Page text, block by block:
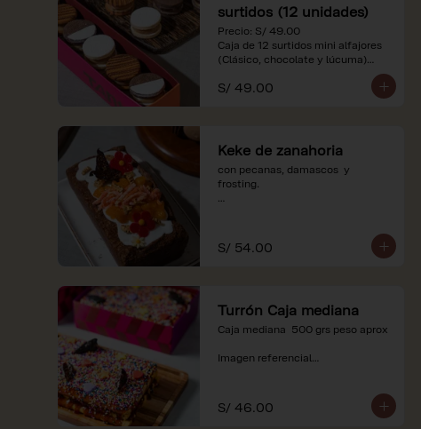
surtidos (12 unidades)
Precio: S/ 49.00
Caja de 12 surtidos mini alfajores
(Clásico, chocolate y lúcuma)
*Nuestros precios están
S/ 49.00
Keke de zanahoria
con pecanas, damascos  y
frosting.
consumo.
S/ 54.00
Turrón Caja mediana
Caja mediana  500 grs peso aprox
Imagen referencial
expresados en soles e incluyen
impuestos de ley y recargo al
S/ 46.00